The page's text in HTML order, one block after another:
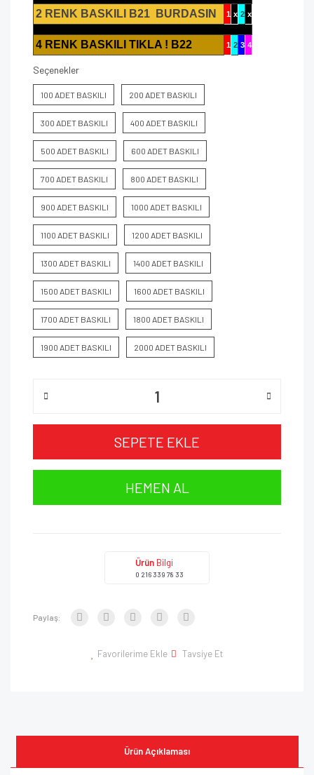
2 RENK BASKILI B21 BURDASIN 1 x 2 x
4 RENK BASKILI TIKLA ! B22 1 2 3 4
Seçenekler
100 ADET BASKILI 200 ADET BASKILI
300 ADET BASKILI 400 ADET BASKILI
500 ADET BASKILI 600 ADET BASKILI
700 ADET BASKILI 800 ADET BASKILI
900 ADET BASKILI 1000 ADET BASKILI
1100 ADET BASKILI 1200 ADET BASKILI
1300 ADET BASKILI 1400 ADET BASKILI
1500 ADET BASKILI 1600 ADET BASKILI
1700 ADET BASKILI 1800 ADET BASKILI
1900 ADET BASKILI 2000 ADET BASKILI
SEPETE EKLE
HEMEN AL
Ürün Bilgi
0 216 339 78 33
Paylaş:
Favorilerime Ekle Tavsiye Et
Ürün Açıklaması